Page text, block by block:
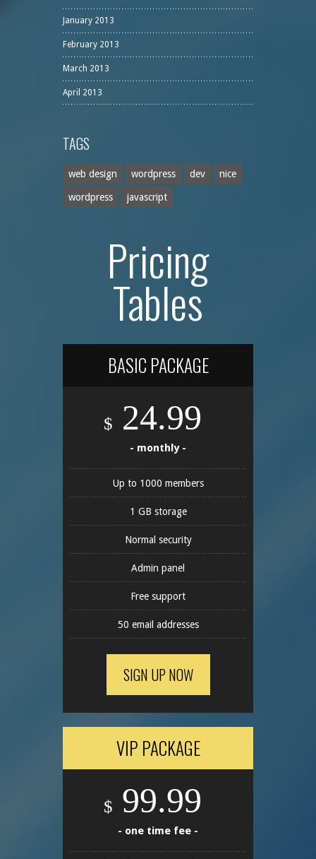
January 2013
February 2013
March 2013
April 2013
TAGS
web design wordpress dev nice
wordpress javascript
Pricing
Tables
BASIC PACKAGE
$ 24.99
- monthly -
Up to 1000 members
1 GB storage
Normal security
Admin panel
Free support
50 email addresses
SIGN UP NOW
VIP PACKAGE
$ 99.99
- one time fee -